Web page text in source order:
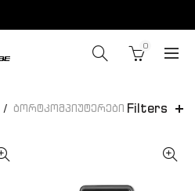
0
ბორტკომპიუტერები Filters